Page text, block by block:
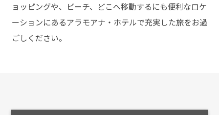
ョッピングや、ビーチ、どこへ移動するにも便利なロケ
ーションにあるアラモアナ・ホテルで充実した旅をお過
ごしください。